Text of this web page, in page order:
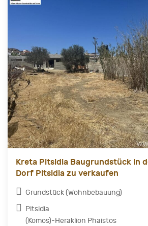
Kreta Pitsidia Baugrundstück in
Dorf Pitsidia zu verkaufen
Grundstück (Wohnbebauung)
Pitsidia
(Komos)-Heraklion Phaistos